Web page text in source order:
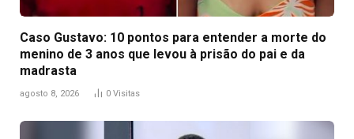
Caso Gustavo: 10 pontos para entender a morte do
menino de 3 anos que levou à prisão do pai e da
madrasta
agosto 8, 2026 0 Visitas